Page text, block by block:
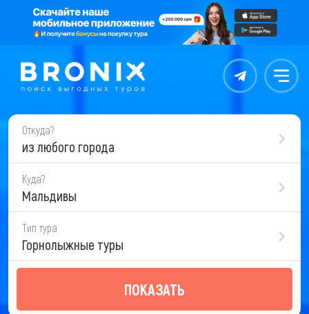
Контакты Меню
Откуда?
из любого города
Куда?
Мальдивы
Тип тура
Горнолыжные туры
ПОКАЗАТЬ